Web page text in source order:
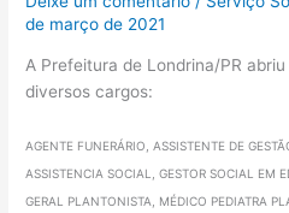
de março de 2021
A Prefeitura de Londrina/PR
diversos cargos:
AGENTE FUNERÁRIO, ASSISTENTE DE
ASSISTENCIA SOCIAL, GESTOR SOCIAL EM
GERAL PLANTONISTA, MÉDICO PEDIATRA